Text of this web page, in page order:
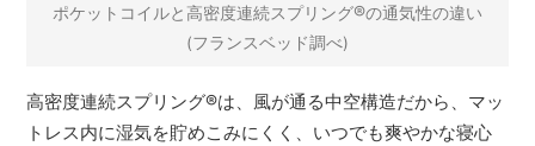
ポケットコイルと高密度連続スプリング®の通気性の違い
(フランスベッド調べ)
高密度連続スプリング®は、風が通る中空構造だから、マッ
トレス内に湿気を貯めこみにくく、いつでも爽やかな寝心